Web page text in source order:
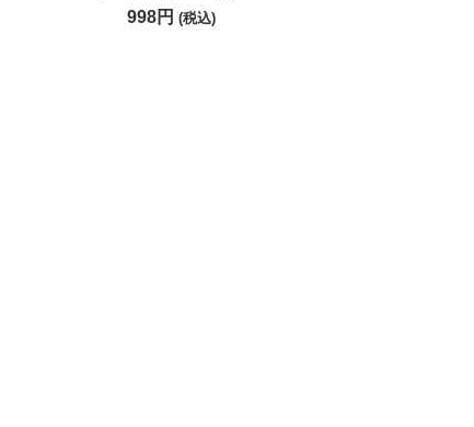
998円 (税込)